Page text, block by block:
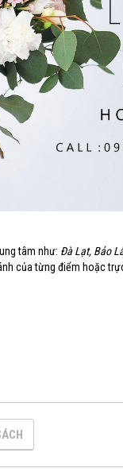
tâm như: Đà Lạt, Bảo
của từng điểm hoặc